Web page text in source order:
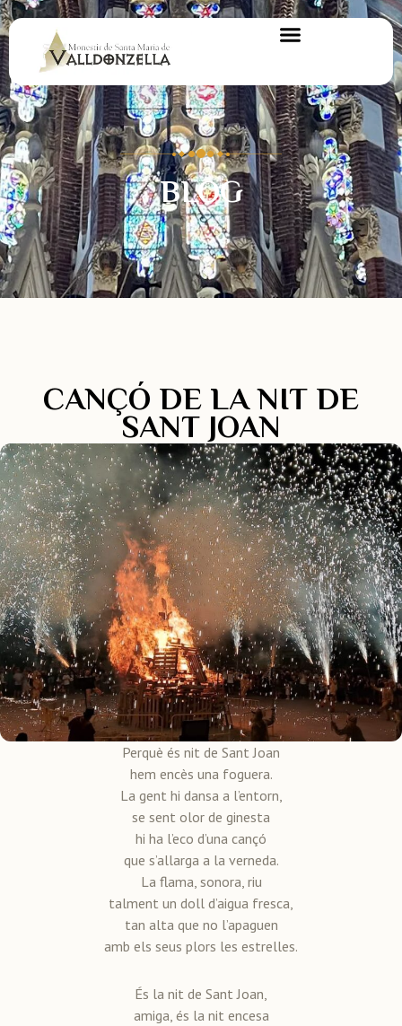
BLOG
CANÇÓ DE LA NIT DE
SANT JOAN
Perquè és nit de Sant Joan
hem encès una foguera.
La gent hi dansa a l’entorn,
se sent olor de ginesta
hi ha l’eco d’una cançó
que s’allarga a la verneda.
La flama, sonora, riu
talment un doll d’aigua fresca,
tan alta que no l’apaguen
amb els seus plors les estrelles.
És la nit de Sant Joan,
amiga, és la nit encesa